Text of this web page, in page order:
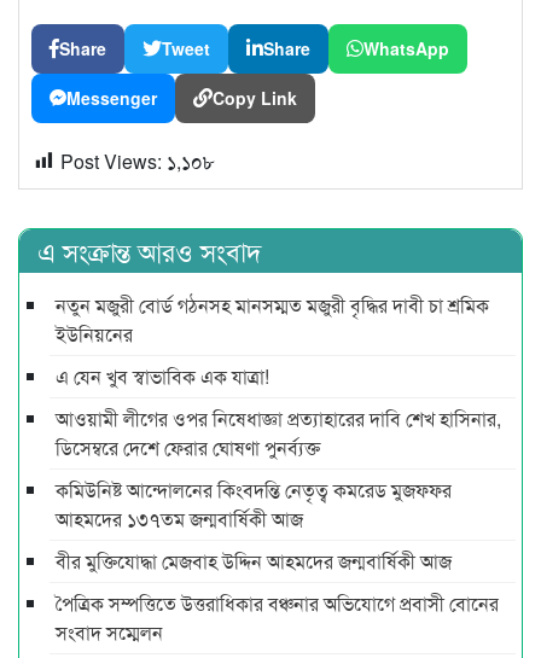
Share Tweet Share WhatsApp
Messenger Copy Link
Post Views: ১,১০৮
এ সংক্রান্ত আরও সংবাদ
নতুন মজুরী বোর্ড গঠনসহ মানসম্মত মজুরী বৃদ্ধির দাবী চা শ্রমিক
ইউনিয়নের
এ যেন খুব স্বাভাবিক এক যাত্রা!
আওয়ামী লীগের ওপর নিষেধাজ্ঞা প্রত্যাহারের দাবি শেখ হাসিনার,
ডিসেম্বরে দেশে ফেরার ঘোষণা পুনর্ব্যক্ত
কমিউনিষ্ট আন্দোলনের কিংবদন্তি নেতৃত্ব কমরেড মুজফ্ফর
আহমদের ১৩৭তম জন্মবার্ষিকী আজ
বীর মুক্তিযোদ্ধা মেজবাহ উদ্দিন আহমদের জন্মবার্ষিকী আজ
পৈত্রিক সম্পত্তিতে উত্তরাধিকার বঞ্চনার অভিযোগে প্রবাসী বোনের
সংবাদ সম্মেলন